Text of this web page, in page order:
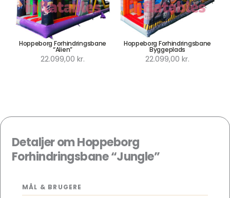
Hoppeborg Forhindringsbane
“Alien”
22.099,00 kr.
Hoppeborg Forhindringsbane
Byggeplads
22.099,00 kr.
Detaljer om Hoppeborg
Forhindringsbane “Jungle”
MÅL & BRUGERE